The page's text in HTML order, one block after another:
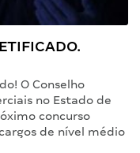
O Conselho
no Estado de
concurso
de nível médio